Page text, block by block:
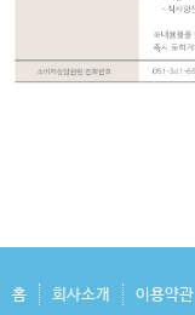
홈 회사소개 이용약관